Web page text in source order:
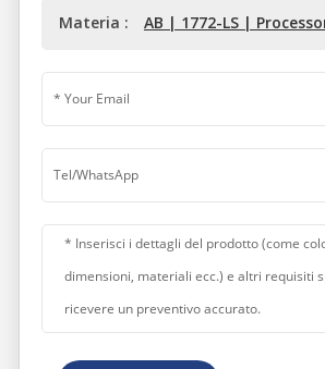
Materia : AB | 1772-LS |